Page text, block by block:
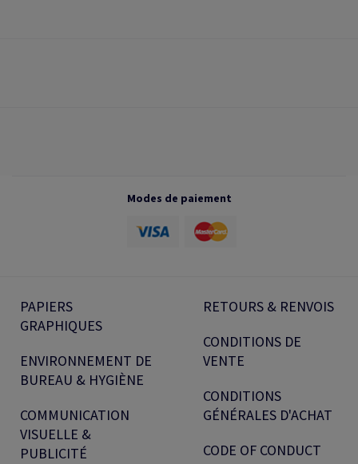
Modes de paiement
PAPIERS
GRAPHIQUES
ENVIRONNEMENT DE
BUREAU & HYGIÈNE
COMMUNICATION
VISUELLE &
PUBLICITÉ
RETOURS & RENVOIS
CONDITIONS DE
VENTE
CONDITIONS
GÉNÉRALES D'ACHAT
CODE OF CONDUCT